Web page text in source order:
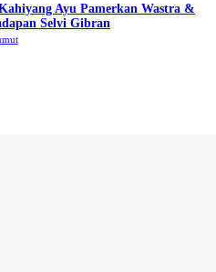
Ayu Pamerkan Wastra &
Selvi Gibran